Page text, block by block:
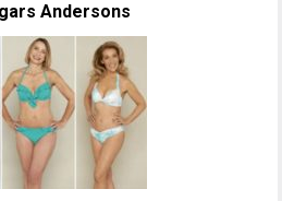
Andersons